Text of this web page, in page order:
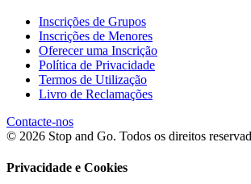
Inscrições de Grupos
Inscrições de Menores
Oferecer uma Inscrição
Política de Privacidade
Termos de Utilização
Livro de Reclamações
Contacte-nos
© 2026 Stop and Go. Todos os direitos
Privacidade e Cookies